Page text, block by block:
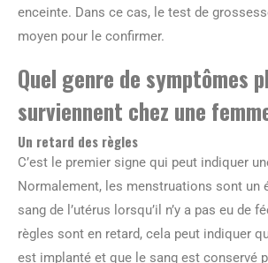
enceinte. Dans ce cas, le test de
moyen pour le confirmer.
Quel genre de symptômes
surviennent chez une
Un retard des règles
C’est le premier signe qui peut indiquer
Normalement, les menstruations sont un
sang de l’utérus lorsqu’il n’y a pas eu de
règles sont en retard, cela peut indiquer
est implanté et que le sang est conservé